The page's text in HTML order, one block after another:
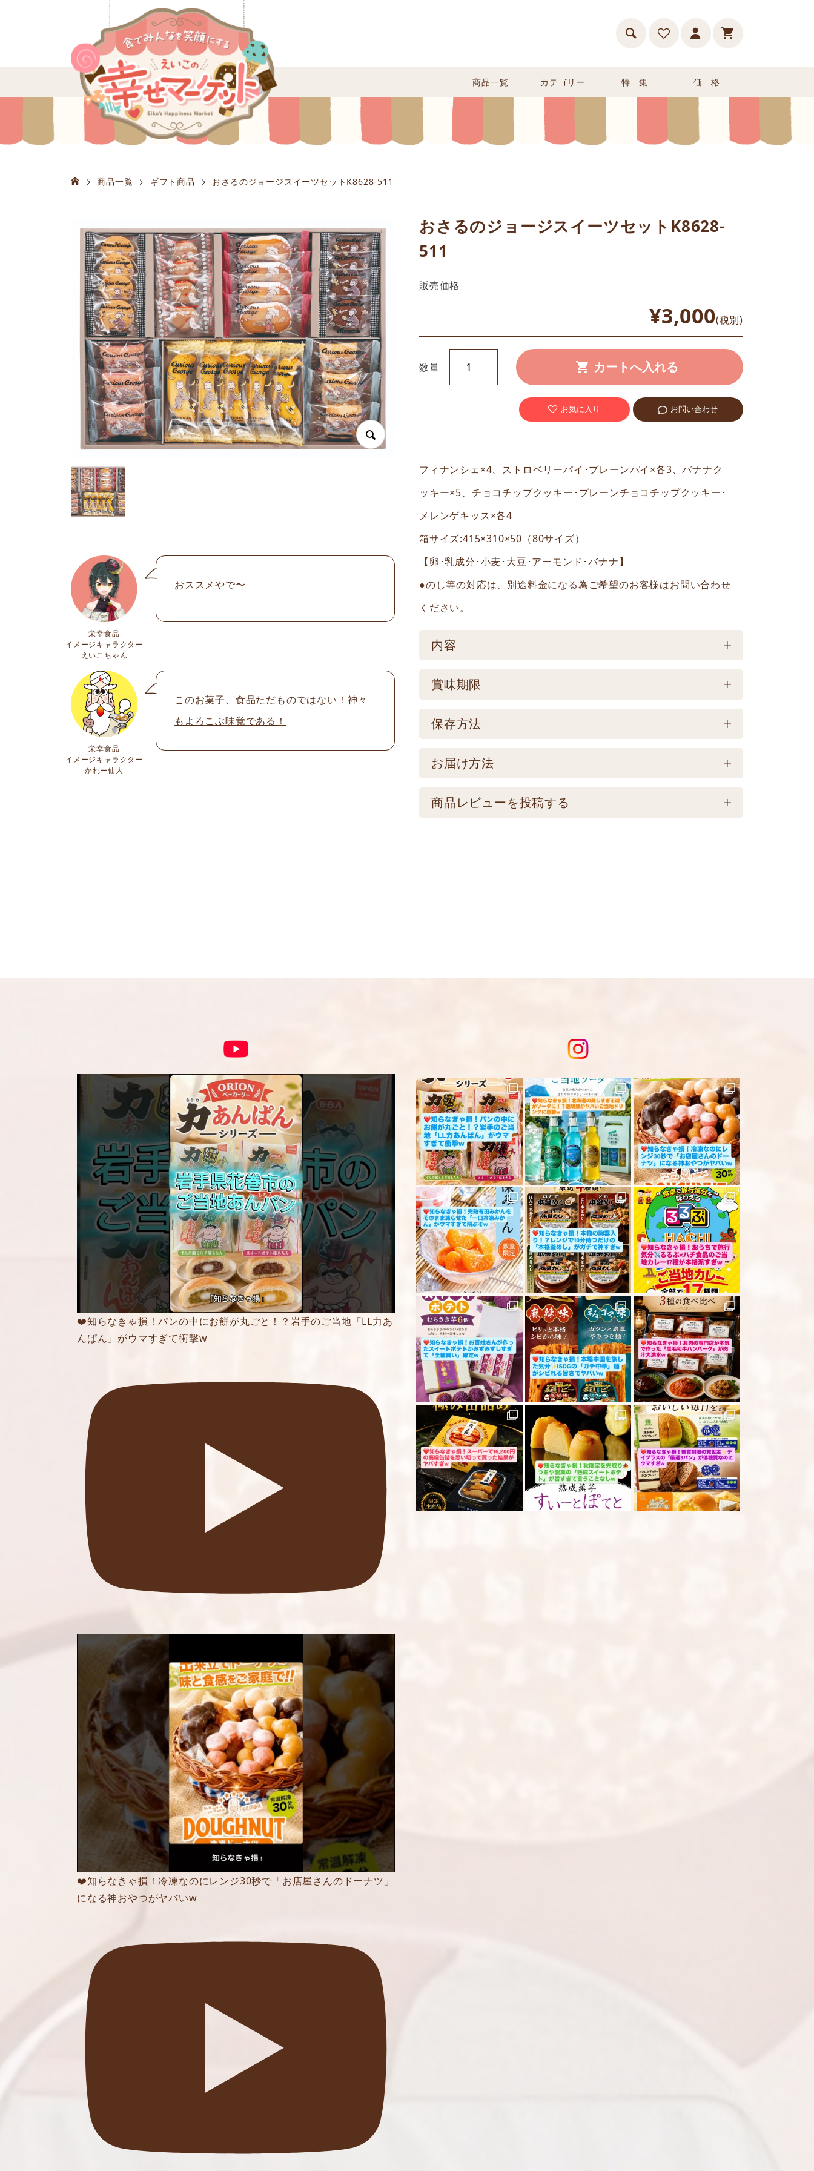
商品一覧 カテゴリー 特 集 価 格
商品一覧 ギフト商品 おさるのジョージスイーツセットK8628-511
栄幸食品
イメージキャラクター
えいこちゃん
おススメやで〜
栄幸食品
イメージキャラクター
かれー仙人
このお菓子、食品ただものではない！神々
もよろこぶ味覚である！
おさるのジョージスイーツセットK8628-
511
フィナンシェ×4、ストロベリーパイ･プレーンパイ×各3、バナナク
ッキー×5、チョコチップクッキー･プレーンチョコチップクッキー･
メレンゲキッス×各4
箱サイズ:415×310×50（80サイズ）
【卵･乳成分･小麦･大豆･アーモンド･バナナ】
●のし等の対応は、別途料金になる為ご希望のお客様はお問い合わせ
ください。
販売価格
¥3,000(税別)
数量
お気に入り お問い合わせ
内容
ケース／入数
賞味期限
賞味期限
品とは異なります。】
保存方法
保存方法
けてください。
お届け方法
配送方法
商品レビューを投稿する
5段階評価をつけてください
★
★★
★★★
★★★★
★★★★★
内容をご確認の上、「レビューを送信する」ボタンから送信
ください。
❤️知らなきゃ損！パンの中にお餅が丸ごと！？岩手のご当地「LL力あ
んぱん」がウマすぎて衝撃w
❤️知らなきゃ損！冷凍なのにレンジ30秒で「お店屋さんのドーナツ」
になる神おやつがヤバいw